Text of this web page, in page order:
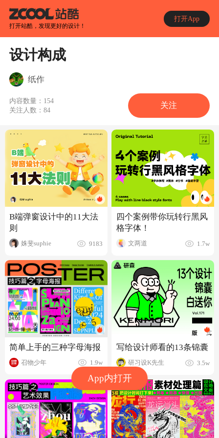
打开站酷，发现更好的设计！
打开App
App内打开
设计构成
纸作
内容数量： 154
关注人数：84
关注
B端弹窗设计中的11大法
则
姝斐suphie 9183
简单上手的三种字母海报
召物少年 1.9w
四个案例带你玩转行黑风
格字体！
文两道 1.7w
写给设计师看的13条锦囊
研习设K先生 3.5w